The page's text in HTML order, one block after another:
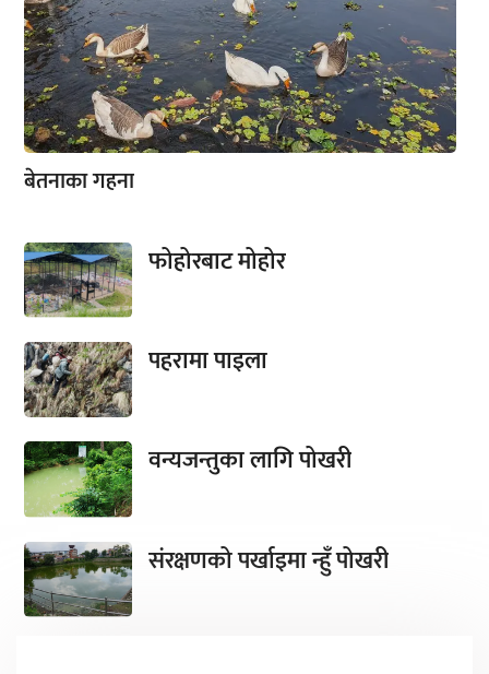
बेतनाका गहना
फोहोरबाट मोहोर
पहरामा पाइला
वन्यजन्तुका लागि पोखरी
संरक्षणको पर्खाइमा न्हुँ पोखरी